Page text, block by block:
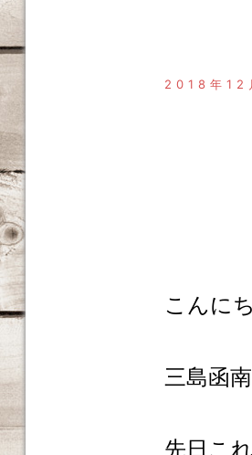
2018年12
こんに
三島函
先日こ